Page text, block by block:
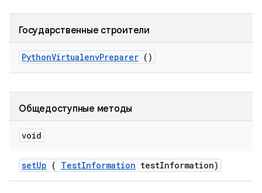
Государственные строители
PythonVirtualenvPreparer ()
Общедоступные методы
void
setUp ( TestInformation testInformation)